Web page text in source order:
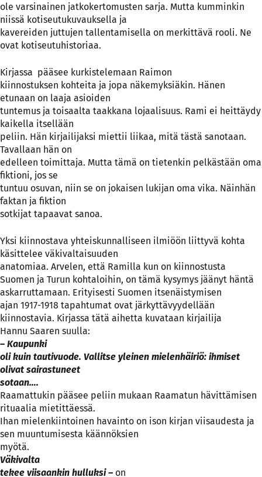
ole varsinainen jatkokertomusten sarja. Mutta kumminkin
niissä kotiseutukuvauksella ja
kavereiden juttujen tallentamisella on merkittävä rooli. Ne
ovat kotiseutuhistoriaa.
Kirjassa pääsee kurkistelemaan Raimon
kiinnostuksen kohteita ja jopa näkemyksiäkin. Hänen
etunaan on laaja asioiden
tuntemus ja toisaalta taakkana lojaalisuus. Rami ei heittäydy
kaikella itsellään
peliin. Hän kirjailijaksi miettii liikaa, mitä tästä sanotaan.
Tavallaan hän on
edelleen toimittaja. Mutta tämä on tietenkin pelkästään oma
fiktioni, jos se
tuntuu osuvan, niin se on jokaisen lukijan oma vika. Näinhän
faktan ja fiktion
sotkijat tapaavat sanoa.
Yksi kiinnostava yhteiskunnalliseen ilmiöön liittyvä kohta
käsittelee väkivaltaisuuden
anatomiaa. Arvelen, että Ramilla kun on kiinnostusta
Suomen ja Turun kohtaloihin, on tämä kysymys jäänyt häntä
askarruttamaan. Erityisesti Suomen itsenäistymisen
ajan 1917-1918 tapahtumat ovat järkyttävyydellään
kiinnostavia. Kirjassa tätä aihetta kuvataan kirjailija
Hannu Saaren suulla:
– Kaupunki
oli kuin tautivuode. Vallitse yleinen mielenhäiriö: ihmiset
olivat sairastuneet
sotaan….
Raamattukin pääsee peliin mukaan Raamatun hävittämisen
rituaalia mietittäessä.
Ihan mielenkiintoinen havainto on ison kirjan viisaudesta ja
sen muuntumisesta käännöksien
myötä.
Väkivalta
tekee viisaankin hulluksi – on